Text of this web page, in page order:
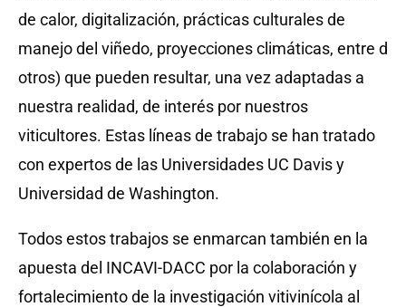
de calor, digitalización, prácticas culturales de
manejo del viñedo, proyecciones climáticas, entre d
otros) que pueden resultar, una vez adaptadas a
nuestra realidad, de interés por nuestros
viticultores. Estas líneas de trabajo se han tratado
con expertos de las Universidades UC Davis y
Universidad de Washington.
Todos estos trabajos se enmarcan también en la
apuesta del INCAVI-DACC por la colaboración y
fortalecimiento de la investigación vitivinícola al